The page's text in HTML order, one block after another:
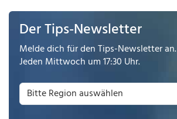
Der Tips-Newsletter
Melde dich für den Tips-Newsletter an.
Jeden Mittwoch um 17:30 Uhr.